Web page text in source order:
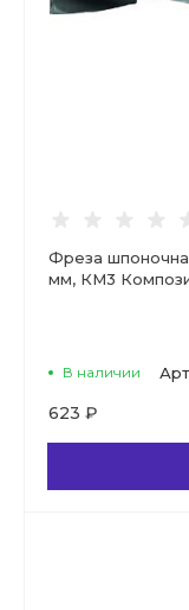
Фреза
мм, КМ3
В наличии
623 ₽